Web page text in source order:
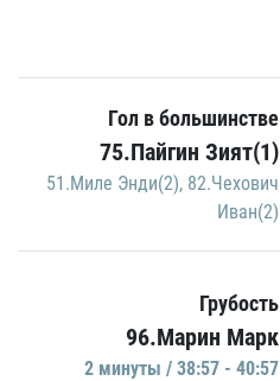
Гол в большинстве
75.Пайгин Зият(1)
51.Миле Энди(2), 82.Чехович
Иван(2)
Грубость
96.Марин Марк
2 минуты / 38:57 - 40:57